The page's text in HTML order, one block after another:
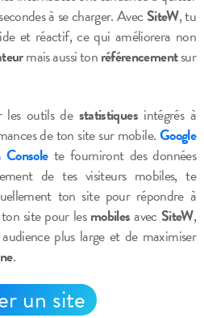
à se charger. Avec SiteW, tu
et réactif, ce qui améliorera non
mais aussi tonréférencementsur
les outils de statistiquesintégrés à
de ton site sur mobile.Google
te fourniront des données
de tes visiteurs mobiles, te
ton site pour répondre à
site pour lesmobilesavec SiteW,
plus large et de maximiser
.
un site